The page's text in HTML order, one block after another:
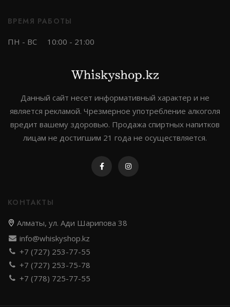
ВРЕМЯ РАБОТЫ
ПН - ВС
10:00 - 21:00
Данный сайт несет информативный характер и не
является рекламой. Чрезмерное употребление алкоголя
вредит вашему здоровью. Продажа спиртных напитков
лицам не достигшим 21 года не осуществляется.
КОНТАКТЫ
Алматы, ул. Ади Шарипова 38
info@whiskyshop.kz
+7 (727) 253-77-55
+7 (727) 253-75-78
+7 (778) 725-77-55
Johnnie walker
Dewar`s
Green spot
Выдержка
8 лет
12 лет